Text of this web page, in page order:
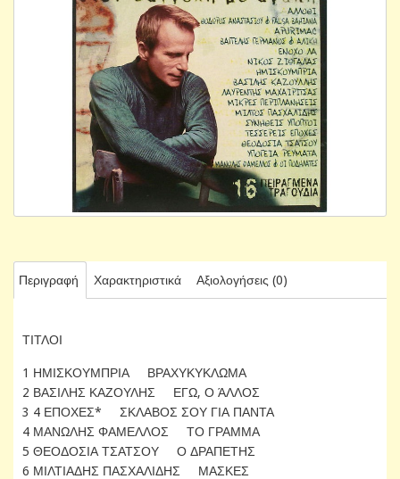
Περιγραφή Χαρακτηριστικά Αξιολογήσεις (0)
ΤΙΤΛΟΙ
1 ΗΜΙΣΚΟΥΜΠΡΙΑ ΒΡΑΧΥΚΥΚΛΩΜΑ
2 ΒΑΣΙΛΗΣ ΚΑΖΟΥΛΗΣ ΕΓΩ, Ο ΆΛΛΟΣ
3 4 ΕΠΟΧΕΣ* ΣΚΛΑΒΟΣ ΣΟΥ ΓΙΑ ΠΑΝΤΑ
4 ΜΑΝΩΛΗΣ ΦΑΜΕΛΛΟΣ ΤΟ ΓΡΑΜΜΑ
5 ΘΕΟΔΟΣΙΑ ΤΣΑΤΣΟΥ Ο ΔΡΑΠΕΤΗΣ
6 ΜΙΛΤΙΑΔΗΣ ΠΑΣΧΑΛΙΔΗΣ ΜΑΣΚΕΣ